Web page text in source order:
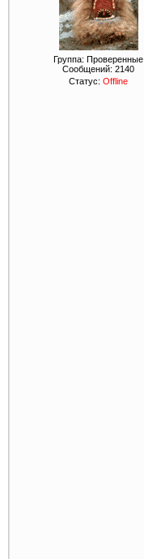
Группа: Проверенные
Сообщений: 2140
Статус: Offline